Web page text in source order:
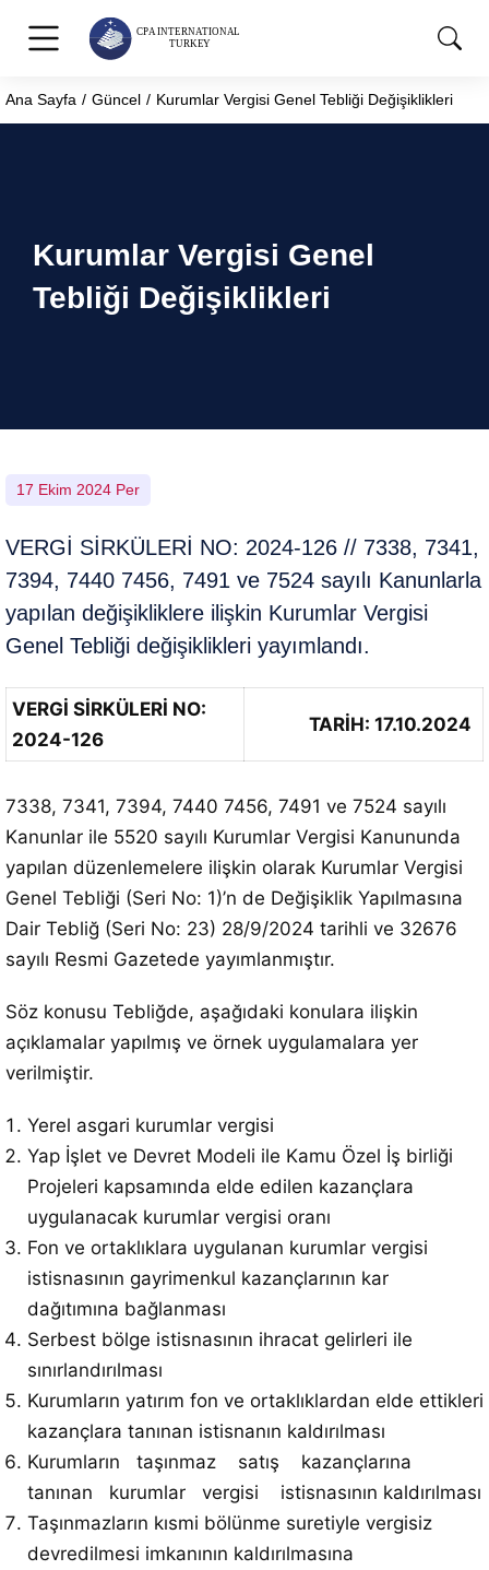
You are here:
Ana Sayfa Güncel Kurumlar Vergisi Genel Tebliği Değişiklikleri
Kurumlar Vergisi Genel
Tebliği Değişiklikleri
17 Ekim 2024 Per
VERGİ SİRKÜLERİ NO: 2024-126 // 7338, 7341,
7394, 7440 7456, 7491 ve 7524 sayılı Kanunlarla
yapılan değişikliklere ilişkin Kurumlar Vergisi
Genel Tebliği değişiklikleri yayımlandı.
VERGİ SİRKÜLERİ NO:
2024-126
TARİH: 17.10.2024
7338, 7341, 7394, 7440 7456, 7491 ve 7524 sayılı
Kanunlar ile 5520 sayılı Kurumlar Vergisi Kanununda
yapılan düzenlemelere ilişkin olarak Kurumlar Vergisi
Genel Tebliği (Seri No: 1)’n de Değişiklik Yapılmasına
Dair Tebliğ (Seri No: 23) 28/9/2024 tarihli ve 32676
sayılı Resmi Gazetede yayımlanmıştır.
Söz konusu Tebliğde, aşağıdaki konulara ilişkin
açıklamalar yapılmış ve örnek uygulamalara yer
verilmiştir.
Yerel asgari kurumlar vergisi
Yap İşlet ve Devret Modeli ile Kamu Özel İş birliği
Projeleri kapsamında elde edilen kazançlara
uygulanacak kurumlar vergisi oranı
Fon ve ortaklıklara uygulanan kurumlar vergisi
istisnasının gayrimenkul kazançlarının kar
dağıtımına bağlanması
Serbest bölge istisnasının ihracat gelirleri ile
sınırlandırılması
Kurumların yatırım fon ve ortaklıklardan elde ettikleri
kazançlara tanınan istisnanın kaldırılması
Kurumların taşınmaz satış kazançlarına
tanınan kurumlar vergisi istisnasının kaldırılması
Taşınmazların kısmi bölünme suretiyle vergisiz
devredilmesi imkanının kaldırılmasına